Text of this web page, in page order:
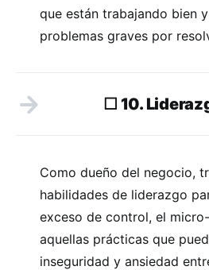
que están trabajando bien
problemas graves por
☐ 10.
Como dueño del negocio,
habilidades de liderazgo
exceso de control, el
aquellas prácticas que
inseguridad y ansiedad